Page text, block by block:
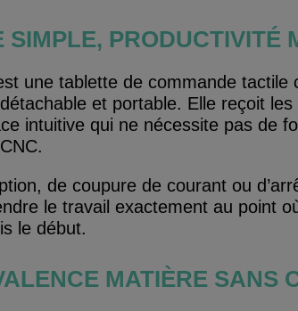
SIMPLE, PRODUCTIVITÉ
une tablette de commande tactile
et portable. Elle reçoit
intuitive qui ne nécessite pas de
de coupure de courant ou
le travail exactement au point
le début.
MATIÈRE SANS